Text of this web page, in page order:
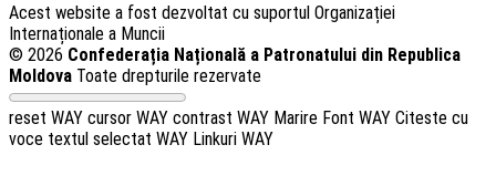
Acest website a fost dezvoltat cu suportul Organizației
Internaționale a Muncii
© 2026 Confederația Națională a Patronatului din Republica
Moldova Toate drepturile rezervate
reset WAY cursor WAY contrast WAY Marire Font WAY Citeste cu
voce textul selectat WAY Linkuri WAY